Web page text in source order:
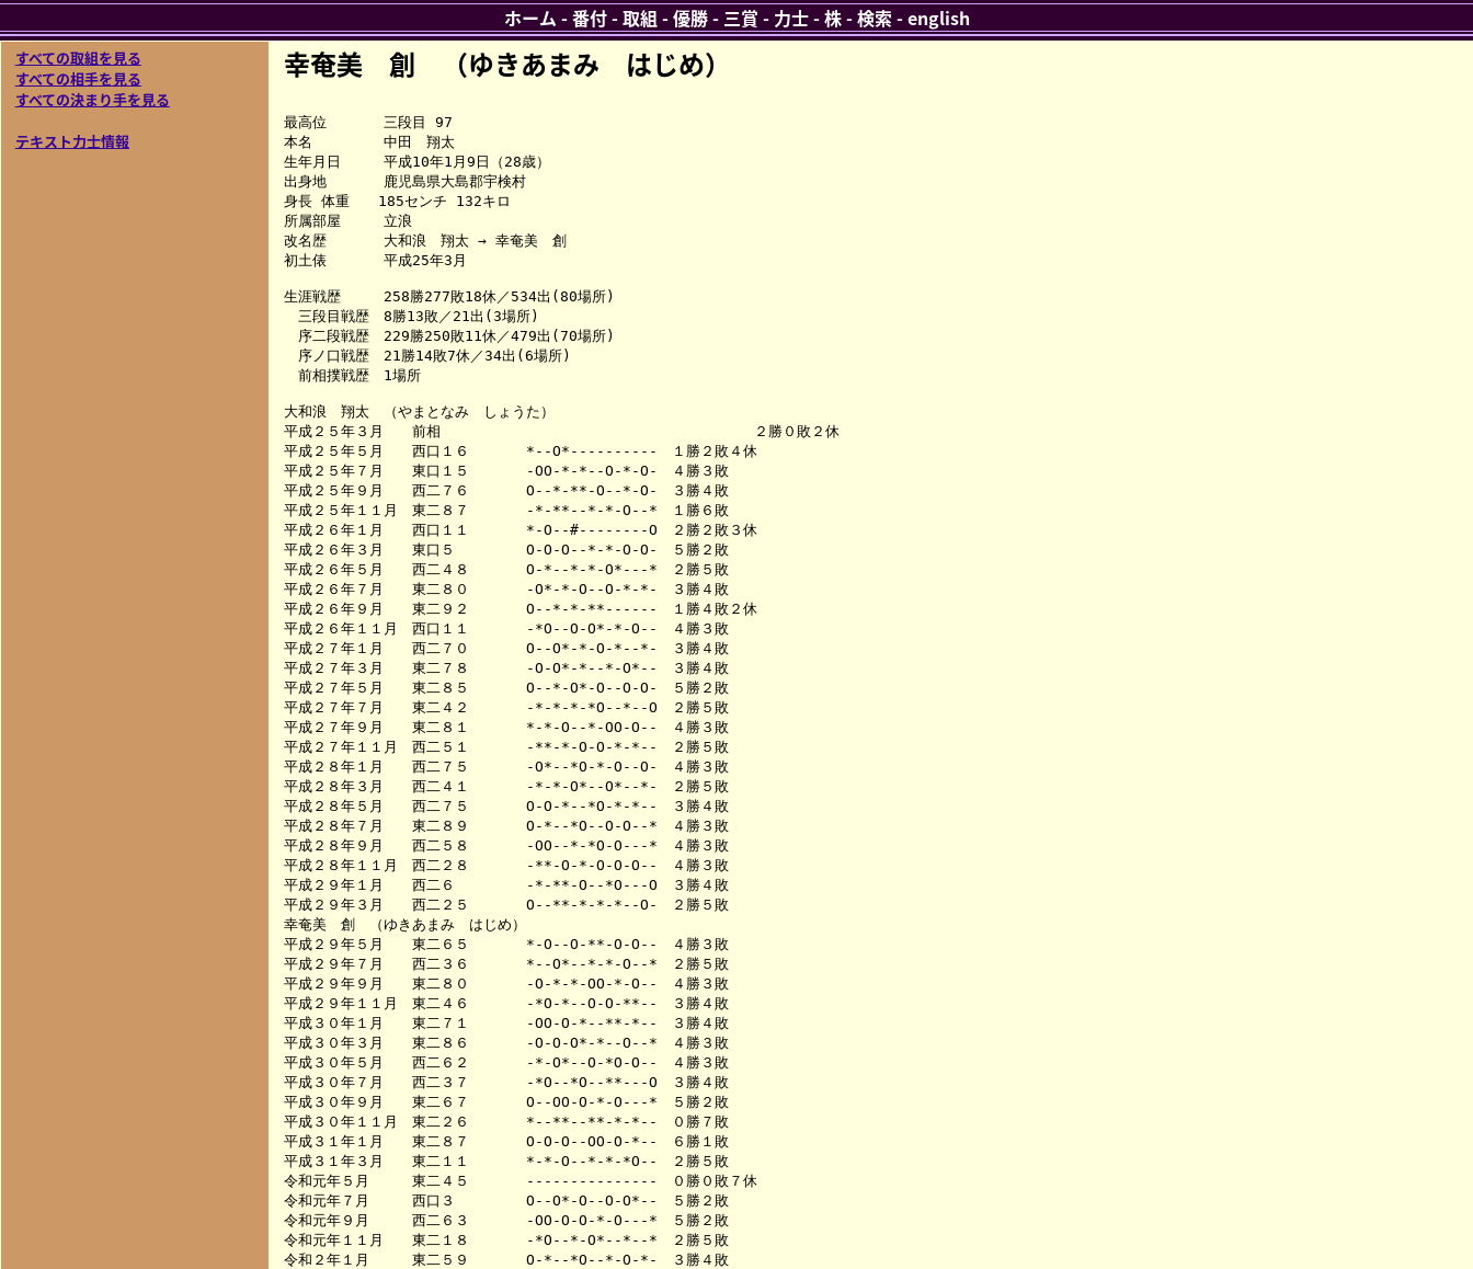
すべての取組を見る
すべての相手を見る
すべての決まり手を見る
テキスト力士情報
幸奄美 創 （ゆきあまみ はじ め）
最高位　　　　三段目 97
本名　　　　　中田　翔太
生年月日　　　平成10年1月9日（28歳）
出身地　　　　鹿児島県大島郡宇検村
身長 体重　　185センチ 132キロ
所属部屋　　　立浪
改名歴　　　　大和浪　翔太 → 幸奄美　創
初土俵　　　　平成25年3月
生涯戦歴　　　258勝277敗18休／534出(80場所)
三段目戦歴　8勝13敗／21出(3場所)
序二段戦歴　229勝250敗11休／479出(70場所)
序ノ口戦歴　21勝14敗7休／34出(6場所)
前相撲戦歴　1場所
大和浪　翔太　（やまとなみ　しょうた）
平成２５年３月　　前相　　　　　　　　　　　　　　　　　　　　　　２勝０敗２休
平成２５年５月　　西口１６　　　　*--O*----------　１勝２敗４休
平成２５年７月　　東口１５　　　　-OO-*-*--O-*-O-　４勝３敗
平成２５年９月　　西二７６　　　　O--*-**-O--*-O-　３勝４敗
平成２５年１１月　東二８７　　　　-*-**--*-*-O--*　１勝６敗
平成２６年１月　　西口１１　　　　*-O--#--------O　２勝２敗３休
平成２６年３月　　東口５　　　　　O-O-O--*-*-O-O-　５勝２敗
平成２６年５月　　西二４８　　　　O-*--*-*-O*---*　２勝５敗
平成２６年７月　　東二８０　　　　-O*-*-O--O-*-*-　３勝４敗
平成２６年９月　　東二９２　　　　O--*-*-**------　１勝４敗２休
平成２６年１１月　西口１１　　　　-*O--O-O*-*-O--　４勝３敗
平成２７年１月　　西二７０　　　　O--O*-*-O-*--*-　３勝４敗
平成２７年３月　　東二７８　　　　-O-O*-*--*-O*--　３勝４敗
平成２７年５月　　東二８５　　　　O--*-O*-O--O-O-　５勝２敗
平成２７年７月　　東二４２　　　　-*-*-*-*O--*--O　２勝５敗
平成２７年９月　　東二８１　　　　*-*-O--*-OO-O--　４勝３敗
平成２７年１１月　西二５１　　　　-**-*-O-O-*-*--　２勝５敗
平成２８年１月　　西二７５　　　　-O*--*O-*-O--O-　４勝３敗
平成２８年３月　　西二４１　　　　-*-*-O*--O*--*-　２勝５敗
平成２８年５月　　西二７５　　　　O-O-*--*O-*-*--　３勝４敗
平成２８年７月　　東二８９　　　　O-*--*O--O-O--*　４勝３敗
平成２８年９月　　西二５８　　　　-OO--*-*O-O---*　４勝３敗
平成２８年１１月　西二２８　　　　-**-O-*-O-O-O--　４勝３敗
平成２９年１月　　西二６　　　　　-*-**-O--*O---O　３勝４敗
平成２９年３月　　西二２５　　　　O--**-*-*-*--O-　２勝５敗
幸奄美　創　（ゆきあまみ　はじ﻿﻿め）
平成２９年５月　　東二６５　　　　*-O--O-**-O-O--　４勝３敗
平成２９年７月　　西二３６　　　　*--O*--*-*-O--*　２勝５敗
平成２９年９月　　東二８０　　　　-O-*-*-OO-*-O--　４勝３敗
平成２９年１１月　東二４６　　　　-*O-*--O-O-**--　３勝４敗
平成３０年１月　　東二７１　　　　-OO-O-*--**-*--　３勝４敗
平成３０年３月　　東二８６　　　　-O-O-O*-*--O--*　４勝３敗
平成３０年５月　　西二６２　　　　-*-O*--O-*O-O--　４勝３敗
平成３０年７月　　西二３７　　　　-*O--*O--**---O　３勝４敗
平成３０年９月　　東二６７　　　　O--OO-O-*-O---*　５勝２敗
平成３０年１１月　東二２６　　　　*--**--**-*-*--　０勝７敗
平成３１年１月　　東二８７　　　　O-O-O--OO-O-*--　６勝１敗
平成３１年３月　　東二１１　　　　*-*-O--*-*-*O--　２勝５敗
令和元年５月　　　東二４５　　　　---------------　０勝０敗７休
令和元年７月　　　西口３　　　　　O--O*-O--O-O*--　５勝２敗
令和元年９月　　　西二６３　　　　-OO-O-O-*-O---*　５勝２敗
令和元年１１月　　東二１８　　　　-*O--*-O*--*--*　２勝５敗
令和２年１月　　　東二５９　　　　O-*--*O--*-O-*-　３勝４敗
ホーム -番付-取組 -優勝- 三賞 - 力士-株-検索 -english